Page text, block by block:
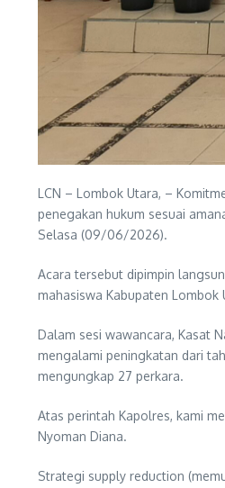
LCN – Lombok Utara, –
penegakan hukum sesuai
Selasa (09/06/2026).
Acara tersebut dipimpin
mahasiswa Kabupaten Lombok
Dalam sesi wawancara, Kasat
mengalami peningkatan dari
mengungkap 27 perkara.
Atas perintah Kapolres, kami
Nyoman Diana.
Strategi supply reduction